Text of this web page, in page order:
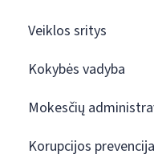
Veiklos sritys
Kokybės vadyba
Mokesčių
Korupcijos prevencija